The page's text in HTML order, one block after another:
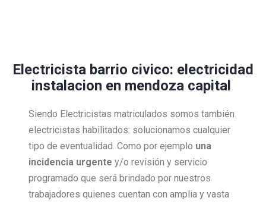
Electricista barrio civico: electricidad
instalacion en mendoza capital
Siendo Electricistas matriculados somos también
electricistas habilitados: solucionamos cualquier
tipo de eventualidad. Como por ejemplo una
incidencia urgente y/o revisión y servicio
programado que será brindado por nuestros
trabajadores quienes cuentan con amplia y vasta